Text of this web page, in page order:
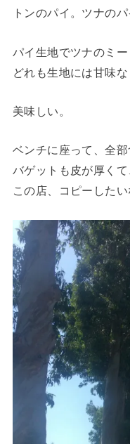
トンのパイ。ツナのパ
パイ生地でツナのミー
どれも生地には甘味な
美味しい。
ベンチに座って、全部
バゲットも皮が厚くて
この店、コピーしたい